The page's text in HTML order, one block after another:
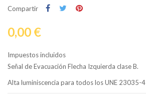
Compartir
0,00 €
Impuestos incluidos
Señal de Evacuación Flecha Izquierda clase B.
Alta luminiscencia para todos los UNE 23035-4